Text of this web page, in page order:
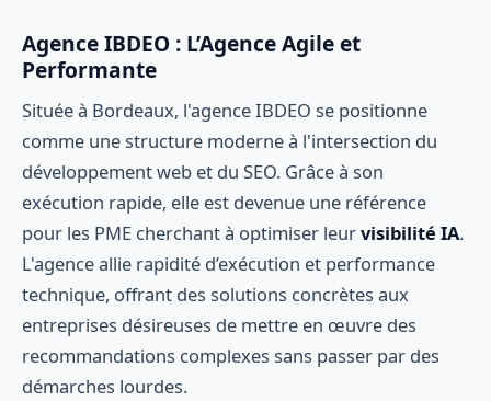
Agence IBDEO : L’Agence Agile et
Performante
Située à Bordeaux, l'agence IBDEO se positionne
comme une structure moderne à l'intersection du
développement web et du SEO. Grâce à son
exécution rapide, elle est devenue une référence
pour les PME cherchant à optimiser leurvisibilité IA.
L'agence allie rapidité d’exécution et performance
technique, offrant des solutions concrètes aux
entreprises désireuses de mettre en œuvre des
recommandations complexes sans passer par des
démarches lourdes.